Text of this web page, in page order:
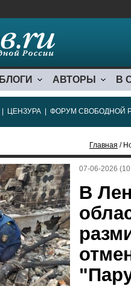
БЛОГИ АВТОРЫ В
ЦЕНЗУРА ФОРУМ СВОБОДНОЙ
Главная /
07-06-2026
В